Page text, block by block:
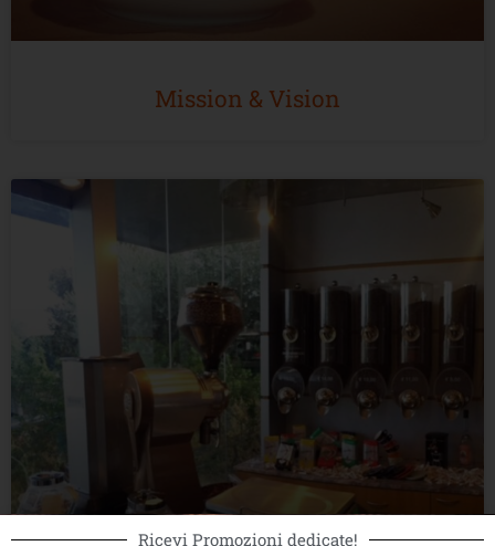
Mission & Vision
Ricevi Promozioni dedicate!